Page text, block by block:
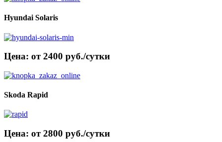
Hyundai Solaris
Цена: от 2400 руб./сутки
Skoda Rapid
Цена: от 2800 руб./сутки